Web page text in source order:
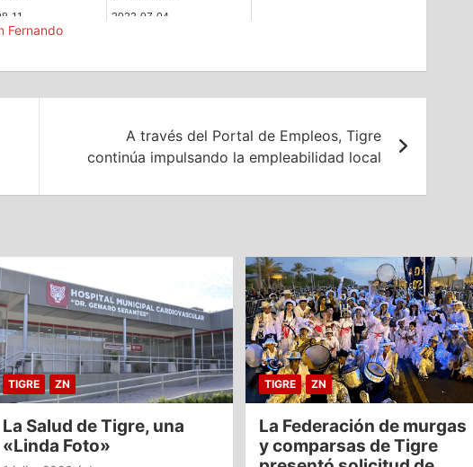
11
2022-07-04
Fernando
A través del Portal de Empleos, Tigre
continúa impulsando la empleabilidad local
TIGRE ZN
La Salud de Tigre, una
«Linda Foto»
TIGRE ZN
La Federación de murgas
y comparsas de Tigre